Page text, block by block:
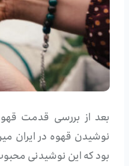
بعد از بررسی قدمت
نوشیدن قهوه در ایران
بود که این نوشیدنی